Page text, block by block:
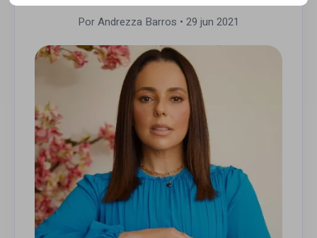
Por Andrezza Barros • 29 jun 2021